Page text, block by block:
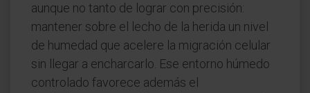
aunque no tanto de lograr con precisión:
mantener sobre el lecho de la herida un nivel
de humedad que acelere la migración celular
sin llegar a encharcarlo. Ese entorno húmedo
controlado favorece además el